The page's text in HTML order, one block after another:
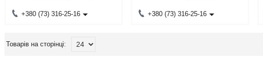
+380 (73) 316-25-16 +380 (73) 316-25-16